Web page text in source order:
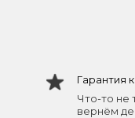
Гарантия
Что-то не
вернём